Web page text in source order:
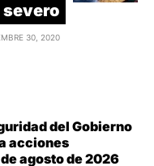
30, 2020
del Gobierno
acciones
agosto de 2026